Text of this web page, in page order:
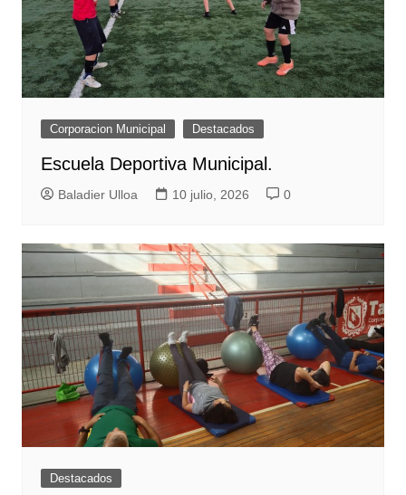
Corporacion Municipal Destacados
Escuela Deportiva Municipal.
Baladier Ulloa 10 julio, 2026 0
Destacados